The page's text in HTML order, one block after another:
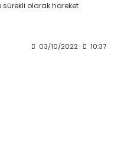
sürekli olarak hareket
03/10/2022 10:37